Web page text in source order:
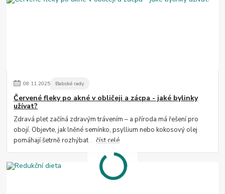
08.11.2025 Babské rady
Červené fleky po akné v obličeji a zácpa - jaké bylinky
užívat?
Zdravá pleť začíná zdravým trávením – a příroda má řešení pro
obojí. Objevte, jak lněné semínko, psyllium nebo kokosový olej
pomáhají šetrně rozhýbat ...číst celé